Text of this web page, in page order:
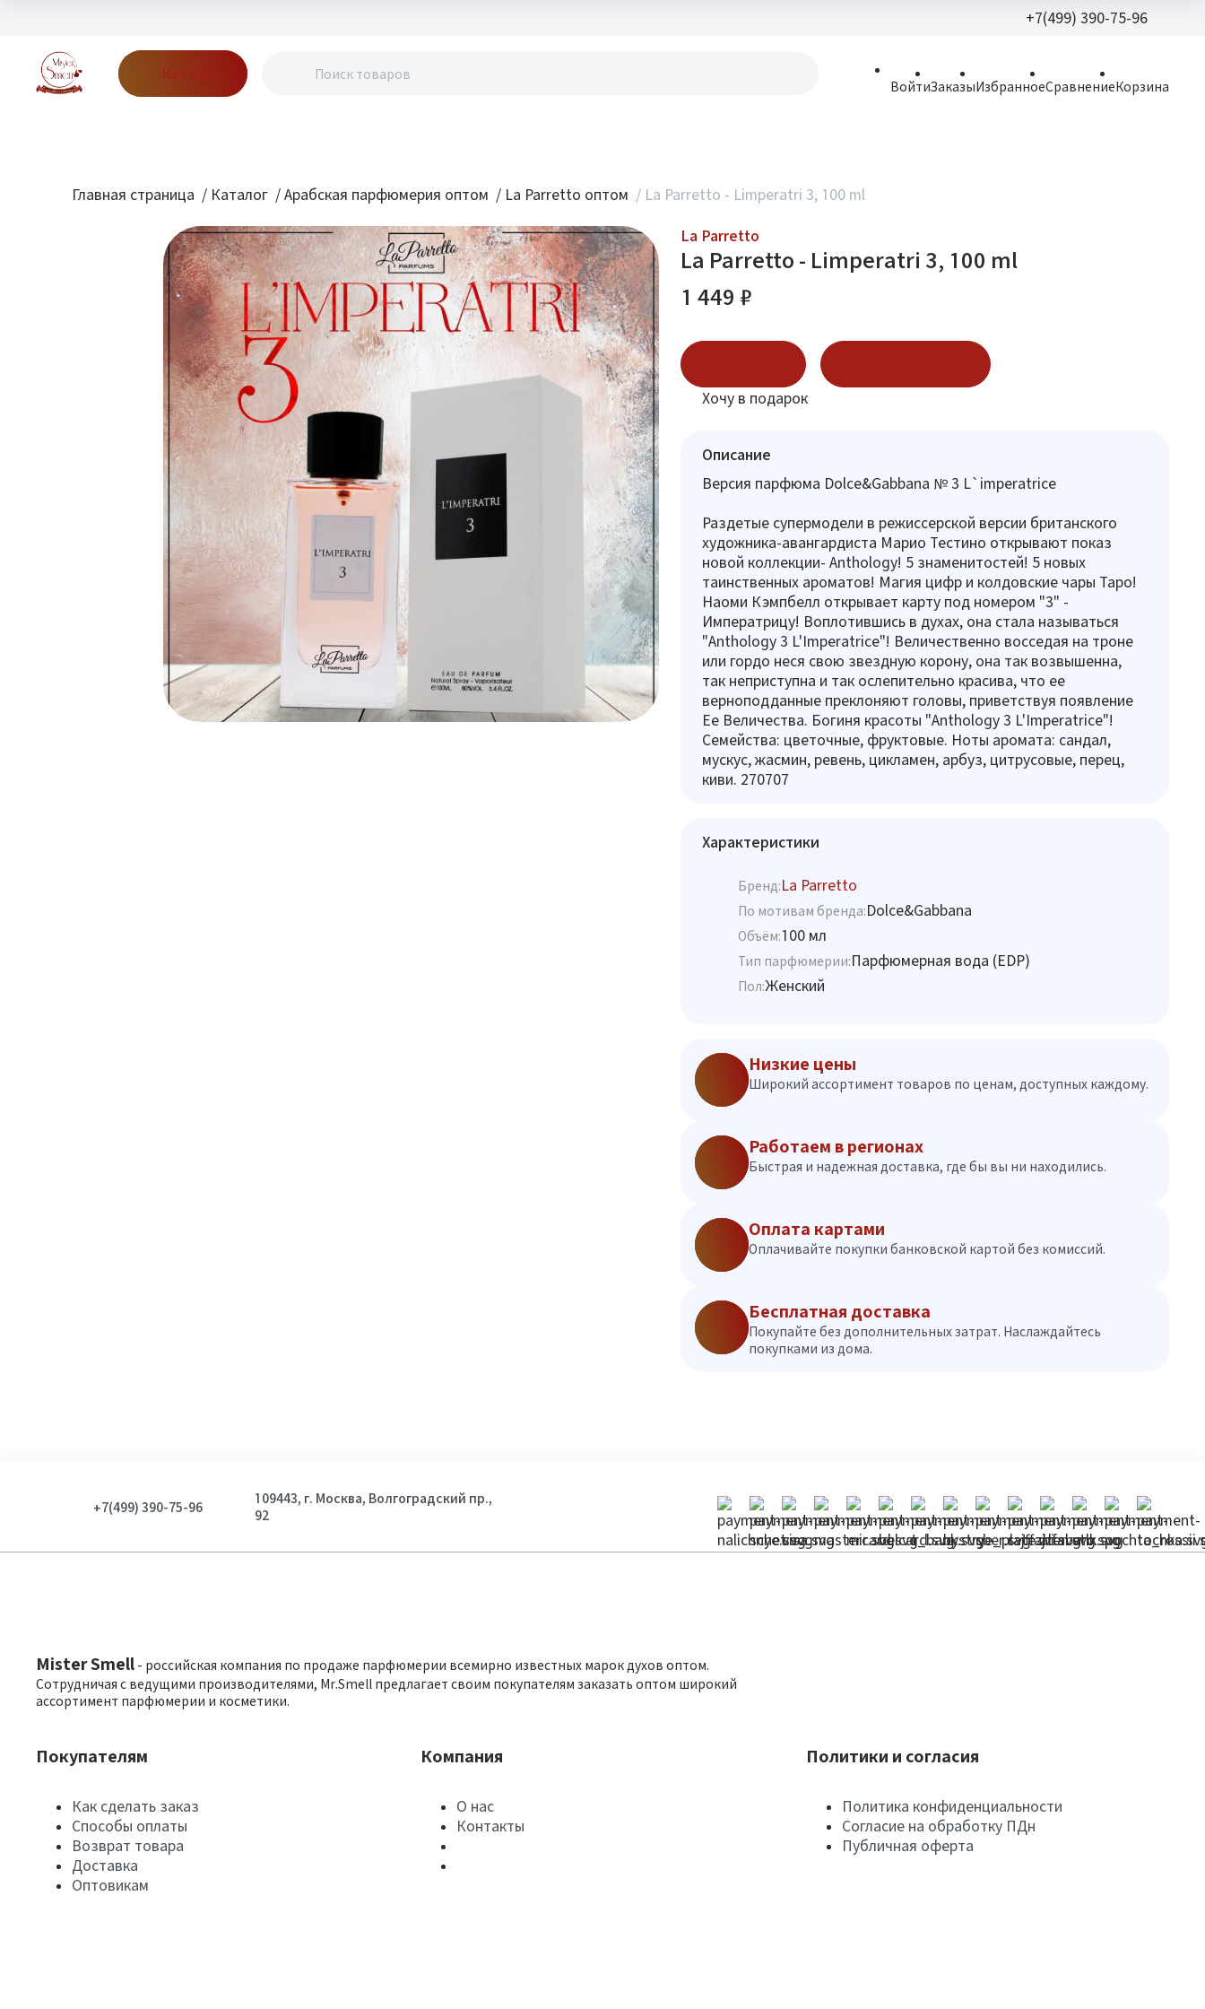
+7(499) 390-75-96
Каталог
ВойтиЗаказыИзбранноеСравнениеКорзина
Главная страница / Каталог / Арабская парфюмерия оптом / La Parretto оптом / La Parretto - Limperatri 3, 100 ml
La Parretto
La Parretto - Limperatri 3, 100 ml
1 449 ₽
Хочу в подарок
Описание
Версия парфюма Dolce&Gabbana № 3 L`imperatrice
Раздетые супермодели в режиссерской версии британского
художника-авангардиста Марио Тестино открывают показ
новой коллекции- Anthology! 5 знаменитостей! 5 новых
таинственных ароматов! Магия цифр и колдовские чары Таро!
Наоми Кэмпбелл открывает карту под номером "3" -
Императрицу! Воплотившись в духах, она стала называться
"Anthology 3 L'Imperatrice"! Величественно восседая на троне
или гордо неся свою звездную корону, она так возвышенна,
так неприступна и так ослепительно красива, что ее
верноподданные преклоняют головы, приветствуя появление
Ее Величества. Богиня красоты "Anthology 3 L'Imperatrice"!
Семейства: цветочные, фруктовые. Ноты аромата: сандал,
мускус, жасмин, ревень, цикламен, арбуз, цитрусовые, перец,
киви. 270707
Характеристики
Бренд:La Parretto
По мотивам бренда:Dolce&Gabbana
Объём:100 мл
Тип парфюмерии:Парфюмерная вода (EDP)
Пол:Женский
Низкие цены
Широкий ассортимент товаров по ценам, доступных каждому.
Работаем в регионах
Быстрая и надежная доставка, где бы вы ни находились.
Оплата картами
Оплачивайте покупки банковской картой без комиссий.
Бесплатная доставка
Покупайте без дополнительных затрат. Наслаждайтесь
покупками из дома.
+7(499) 390-75-96
109443, г. Москва, Волгоградский пр.,
92
Mister Smell - российская компания по продаже парфюмерии всемирно известных марок духов оптом.
Сотрудничая с ведущими производителями, Mr.Smell предлагает своим покупателям заказать оптом широкий
ассортимент парфюмерии и косметики.
Покупателям
Как сделать заказ
Способы оплаты
Возврат товара
Доставка
Оптовикам
Компания
О нас
Контакты
Политики и согласия
Политика конфиденциальности
Согласие на обработку ПДн
Публичная оферта